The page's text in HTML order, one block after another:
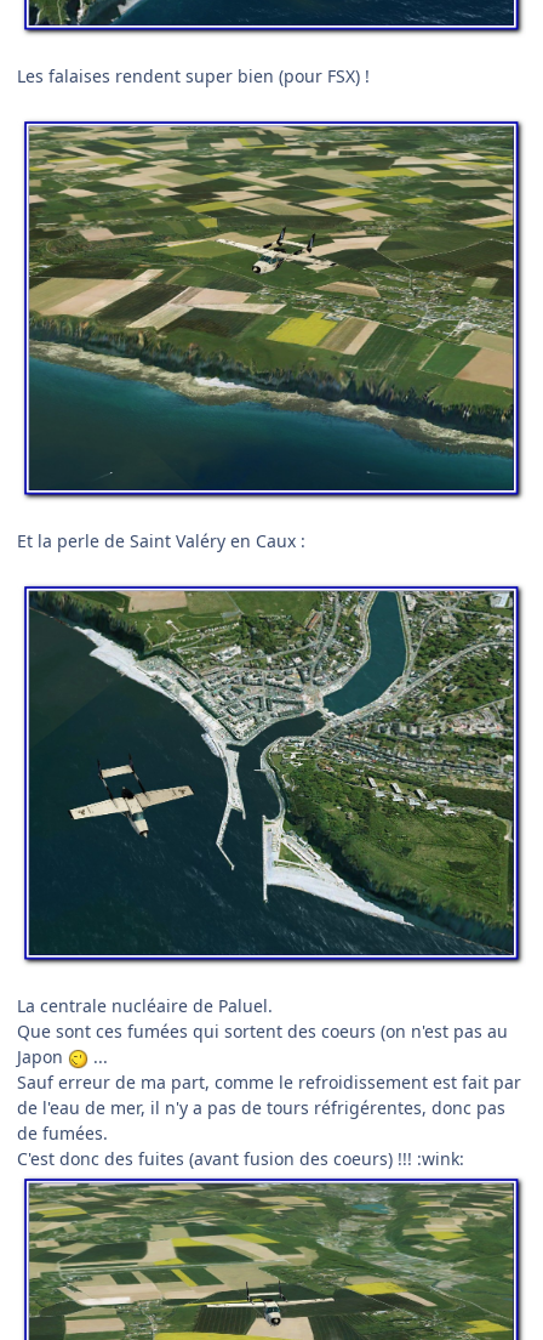
Les falaises rendent super bien (pour FSX) !
Et la perle de Saint Valéry en Caux :
La centrale nucléaire de Paluel.
Que sont ces fumées qui sortent des coeurs (on n'est pas au
Japon
...
Sauf erreur de ma part, comme le refroidissement est fait par
de l'eau de mer, il n'y a pas de tours réfrigérentes, donc pas
de fumées.
C'est donc des fuites (avant fusion des coeurs) !!! :wink: